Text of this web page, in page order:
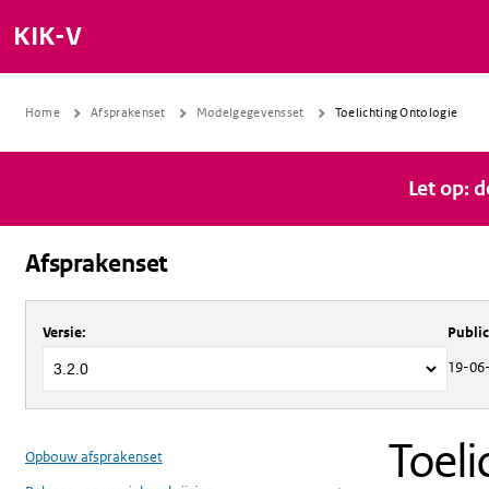
KIK-V
Home Afsprakenset Modelgegevensset Toelichting Ontologie
Let op:
Afsprakenset
Over
Versie:
19-
Opbouw afsprakenset